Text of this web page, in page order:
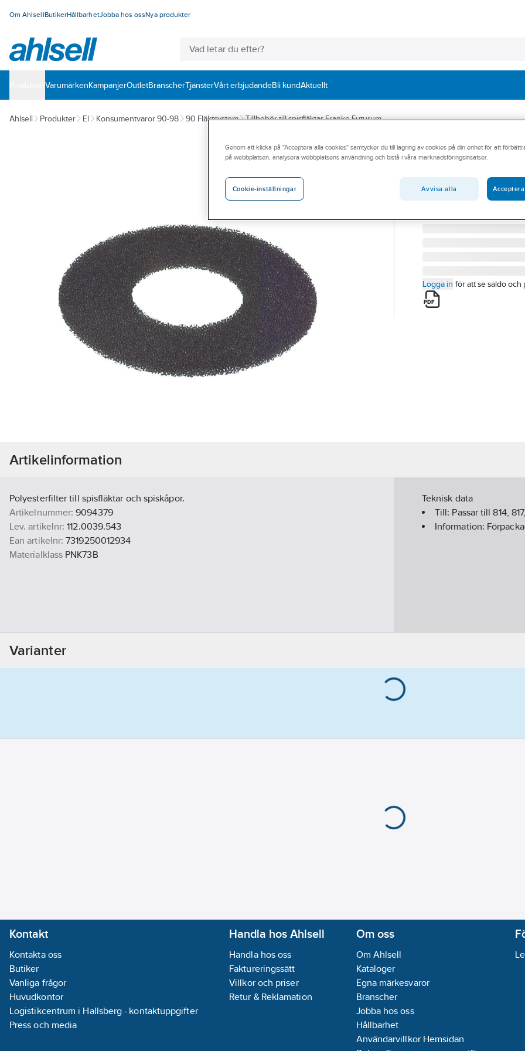
Om AhlsellButikerHållbarhetJobba hos ossNya produkter
VarumärkenKampanjerOutletBranscherTjänsterVårt erbjudandeBli kundAktuellt
Ahlsell Produkter El Konsumentvaror 90-98 90 Fläktsystem Tillbehör till spisfläktar Franke Futurum
FRANKE
Polyesterfilter
POLYESTERFILTER
Artikelnummer:
9094379
112.0039.543
Logga in för att se saldo och
Artikelinformation
Polyesterfilter till spisfläktar och spiskåpor.
Artikelnummer: 9094379
Lev. artikelnr: 112.0039.543
Ean artikelnr: 7319250012934
Materialklass PNK73B
Teknisk data
Till: Passar till 814,
Information:
Varianter
Kontakt
Kontakta oss
Butiker
Vanliga frågor
Huvudkontor
Logistikcentrum i Hallsberg - kontaktuppgifter
Press och media
Handla hos Ahlsell
Handla hos oss
Faktureringssätt
Villkor och priser
Retur & Reklamation
Om oss
Om Ahlsell
Kataloger
Egna märkesvaror
Branscher
Jobba hos oss
Hållbarhet
Användarvillkor Hemsidan
Genom att klicka på "Acceptera alla cookies" samtycker du till lagring av cookies på din enhet för att
på webbplatsen, analysera webbplatsens användning och bistå i våra marknadsföringsinsatser.
Cookie-inställningar Avvisa alla